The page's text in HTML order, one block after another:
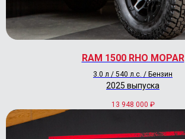
RAM 1500 RHO MOPAR
3.0 л / 540 л.с. / Бензин
2025 выпуска
13 948 000 ₽
+7 (495) 177-57-57
Контакты